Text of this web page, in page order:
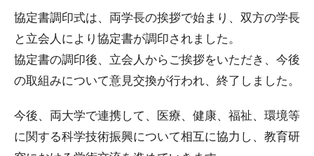
協定書調印式は、両学長の挨拶で始まり、双方の学長
と立会人により協定書が調印されました。
協定書の調印後、立会人からご挨拶をいただき、今後
の取組みについて意見交換が行われ、終了しました。
今後、両大学で連携して、医療、健康、福祉、環境等
に関する科学技術振興について相互に協力し、教育研